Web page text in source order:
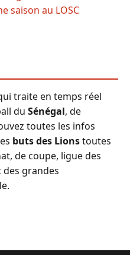
saison au LOSC
traite en temps réel
du Sénégal, de
toutes les infos
buts des Lionstoutes
de coupe, ligue des
grandes